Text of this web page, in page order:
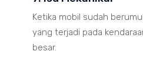
Ketika mobil sudah
yang terjadi pada
besar.